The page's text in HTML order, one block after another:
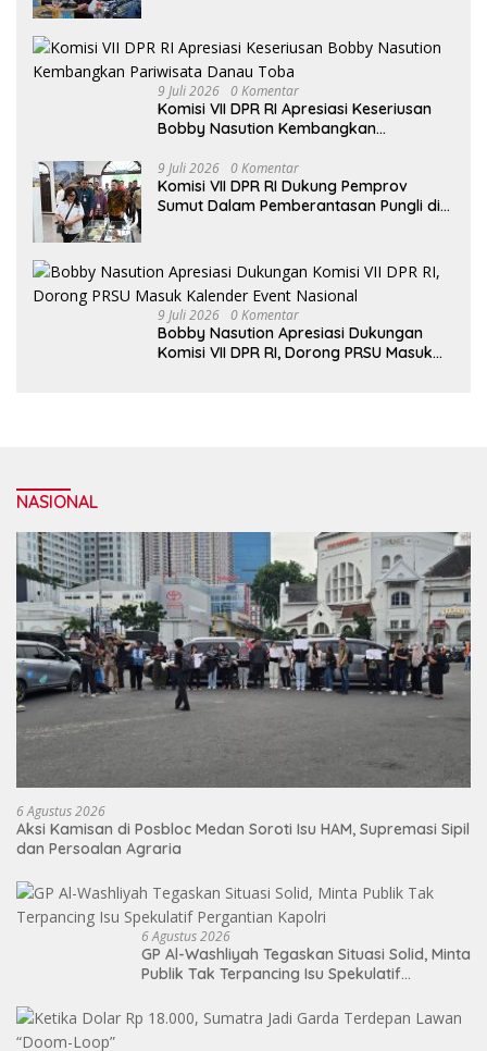
9 Juli 2026 0 Komentar
Komisi VII DPR RI Apresiasi Keseriusan
Bobby Nasution Kembangkan
9 Juli 2026 0 Komentar
Komisi VII DPR RI Dukung Pemprov
Sumut Dalam Pemberantasan Pungli di
9 Juli 2026 0 Komentar
Bobby Nasution Apresiasi Dukungan
Komisi VII DPR RI, Dorong PRSU Masuk
NASIONAL
6 Agustus 2026
Aksi Kamisan di Posbloc Medan Soroti Isu HAM, Supremasi Sipil
dan Persoalan Agraria
6 Agustus 2026
GP Al-Washliyah Tegaskan Situasi Solid, Minta
Publik Tak Terpancing Isu Spekulatif